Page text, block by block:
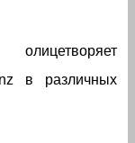
в различных